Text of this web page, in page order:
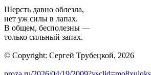
Шерсть давно облезла,
нет уж силы в лапах.
В общем, бесполезны —
только сильный запах.
© Copyright: Сергей Трубецкой, 2026